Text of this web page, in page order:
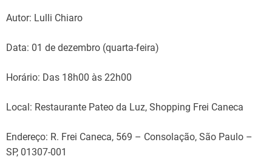
Autor: Lulli Chiaro
Data: 01 de dezembro (quarta-feira)
Horário: Das 18h00 às 22h00
Local: Restaurante Pateo da Luz, Shopping Frei Caneca
Endereço: R. Frei Caneca, 569 – Consolação, São Paulo –
SP, 01307-001